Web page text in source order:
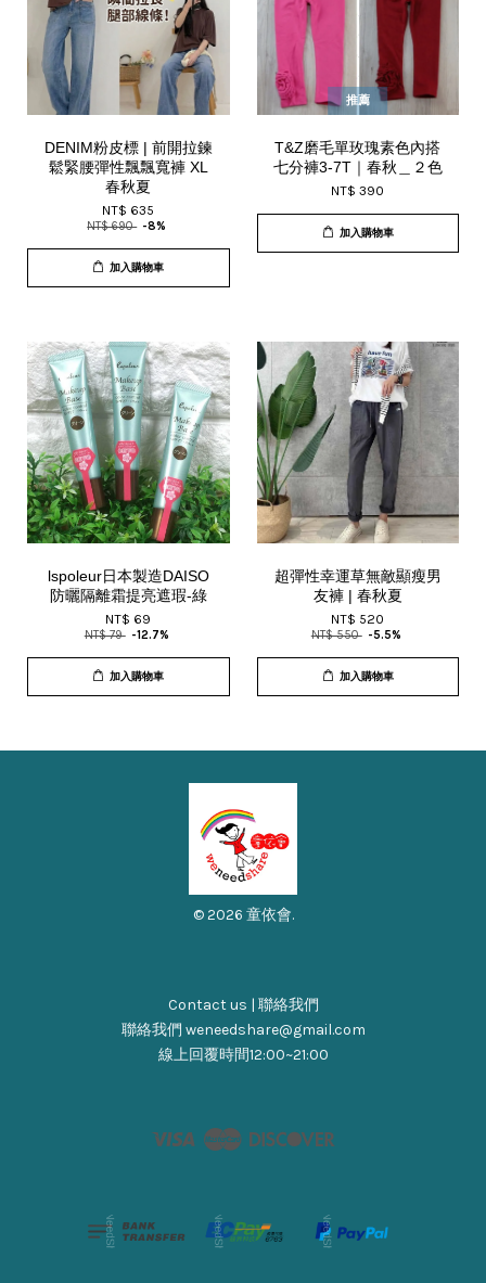
DENIM粉皮標 | 前開拉鍊
鬆緊腰彈性飄飄寬褲 XL
春秋夏
NT$ 635
NT$ 690 -8%
加入購物車
推薦
T&Z磨毛單玫瑰素色內搭
七分褲3-7T｜春秋＿２色
NT$ 390
加入購物車
lspoleur日本製造DAISO
防曬隔離霜提亮遮瑕-綠
NT$ 69
NT$ 79 -12.7%
加入購物車
超彈性幸運草無敵顯瘦男
友褲 | 春秋夏
NT$ 520
NT$ 550 -5.5%
加入購物車
© 2026 童依會.
Contact us | 聯絡我們
聯絡我們 weneedshare@gmail.com
線上回覆時間12:00~21:00
Visa Master